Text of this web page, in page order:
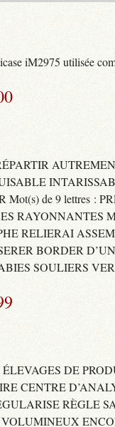
iM2975 utilisée
de 9 lettres :
RAYONNANTES
RELIERAI
BORDER
SOULIERS
ÉLEVAGES DE
CENTRE
RÈGLE